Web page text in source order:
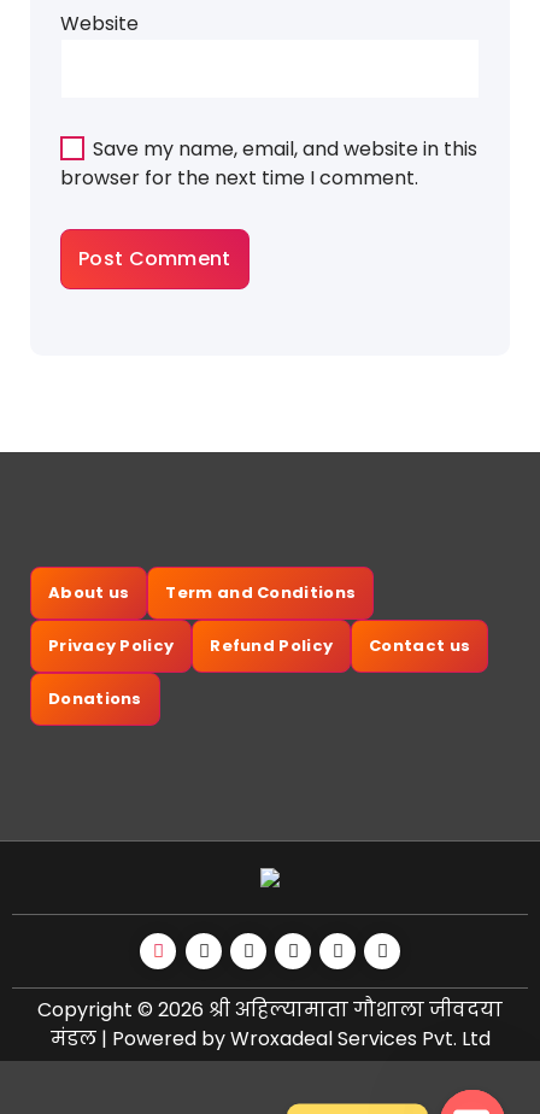
Website
Save my name, email, and website in this
browser for the next time I comment.
About us Term and Conditions
Privacy Policy Refund Policy Contact us
Donations
Copyright © 2026 श्री अहिल्यामाता गौशाला जीवदया
मंडल | Powered by Wroxadeal Services Pvt. Ltd